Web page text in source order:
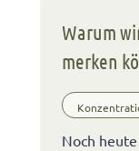
Warum
merken
Noch